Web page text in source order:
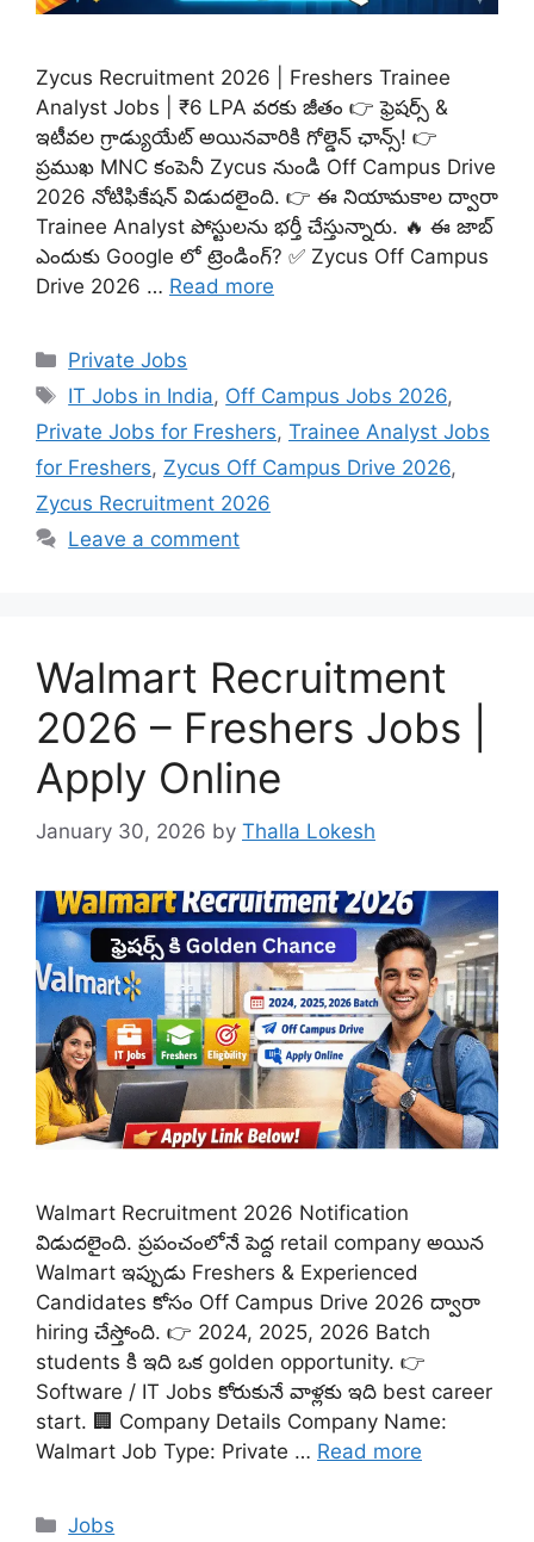
Zycus Recruitment 2026 | Freshers Trainee
Analyst Jobs | ₹6 LPA వరకు జీతం 👉 ఫ్రెషర్స్ &
ఇటీవల గ్రాడ్యుయేట్ అయినవారికి గోల్డెన్ ఛాన్స్! 👉
ప్రముఖ MNC కంపెనీ Zycus నుండి Off Campus Drive
2026 నోటిఫికేషన్ విడుదలైంది. 👉 ఈ నియామకాల ద్వారా
Trainee Analyst పోస్టులను భర్తీ చేస్తున్నారు. 🔥 ఈ జాబ్
ఎందుకు Google లో ట్రెండింగ్? ✅ Zycus Off Campus
Drive 2026 … Read more
Categories
Private Jobs
Tags
IT Jobs in India, Off Campus Jobs 2026,
Private Jobs for Freshers, Trainee Analyst Jobs
for Freshers, Zycus Off Campus Drive 2026,
Zycus Recruitment 2026
Leave a comment
Walmart Recruitment
2026 – Freshers Jobs |
Apply Online
January 30, 2026 by Thalla Lokesh
Walmart Recruitment 2026 Notification
విడుదలైంది. ప్రపంచంలోనే పెద్ద retail company అయిన
Walmart ఇప్పుడు Freshers & Experienced
Candidates కోసం Off Campus Drive 2026 ద్వారా
hiring చేస్తోంది. 👉 2024, 2025, 2026 Batch
students కి ఇది ఒక golden opportunity. 👉
Software / IT Jobs కోరుకునే వాళ్లకు ఇది best career
start. 🏢 Company Details Company Name:
Walmart Job Type: Private … Read more
Categories
Jobs